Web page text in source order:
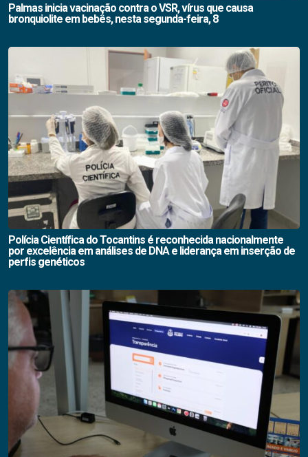
Palmas inicia vacinação contra o VSR, vírus que causa
bronquiolite em bebês, nesta segunda-feira, 8
Polícia Científica do Tocantins é reconhecida nacionalmente
por excelência em análises de DNA e liderança em inserção de
perfis genéticos